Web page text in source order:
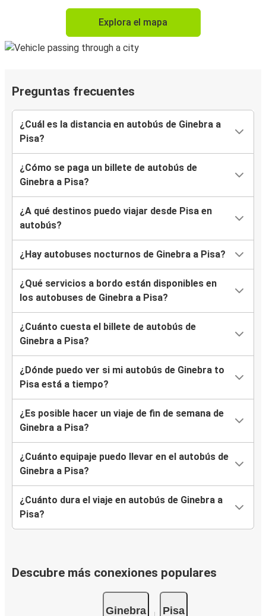
Explora el mapa
Preguntas frecuentes
¿Cuál es la distancia en autobús de Ginebra a
Pisa?
¿Cómo se paga un billete de autobús de
Ginebra a Pisa?
¿A qué destinos puedo viajar desde Pisa en
autobús?
¿Hay autobuses nocturnos de Ginebra a Pisa?
¿Qué servicios a bordo están disponibles en
los autobuses de Ginebra a Pisa?
¿Cuánto cuesta el billete de autobús de
Ginebra a Pisa?
¿Dónde puedo ver si mi autobús de Ginebra to
Pisa está a tiempo?
¿Es posible hacer un viaje de fin de semana de
Ginebra a Pisa?
¿Cuánto equipaje puedo llevar en el autobús de
Ginebra a Pisa?
¿Cuánto dura el viaje en autobús de Ginebra a
Pisa?
Descubre más conexiones populares
Ginebra Pisa